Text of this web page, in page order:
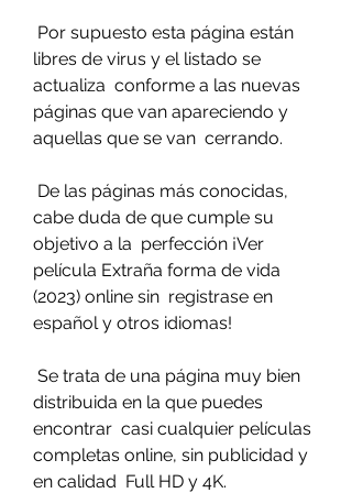
libres de virus y el listado se
actualiza  conforme a las nuevas
páginas que van apareciendo y
aquellas que se van  cerrando.
cabe duda de que cumple su
objetivo a la  perfección ¡Ver
película Extraña forma de vida
(2023) online sin  registrase en
español y otros idiomas!
distribuida en la que puedes
encontrar  casi cualquier películas
completas online, sin publicidad y
en calidad  Full HD y 4K.